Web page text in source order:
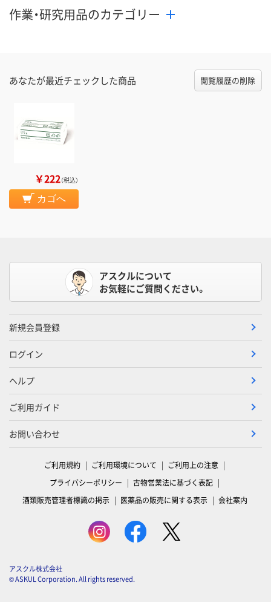
作業・研究用品のカテゴリー
あなたが最近チェックした商品 閲覧履歴の削除
￥222（税込）
カゴへ
アスクルについて
お気軽にご質問ください。
新規会員登録
ログイン
ヘルプ
ご利用ガイド
お問い合わせ
ご利用規約 ご利用環境について
ご利用上の注意
プライバシーポリシー
古物営業法に基づく表記
酒類販売管理者標識の掲示
医薬品の販売に関する表示 会社案内
アスクル株式会社
© ASKUL Corporation. All rights reserved.